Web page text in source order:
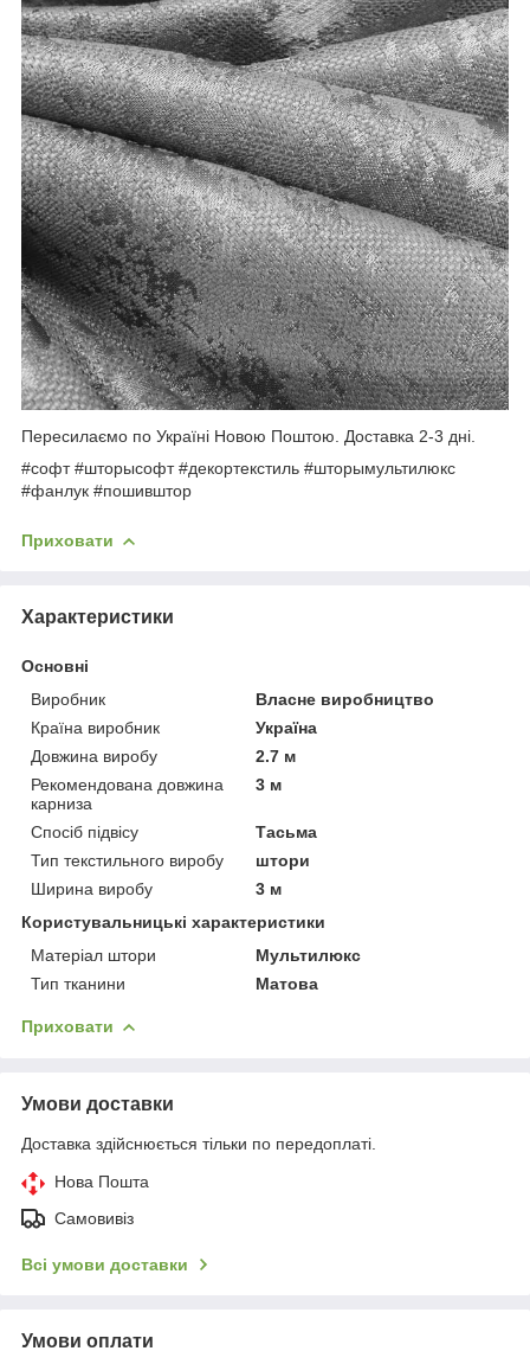
Пересилаємо по Україні Новою Поштою. Доставка 2-3 дні.
#софт #шторысофт #декортекстиль #шторымультилюкс
#фанлук #пошивштор
Приховати
Характеристики
Основні
Виробник
Власне виробництво
Країна виробник
Україна
Довжина виробу
2.7 м
Рекомендована довжина
карниза
3 м
Спосіб підвісу
Тасьма
Тип текстильного виробу
штори
Ширина виробу
3 м
Користувальницькі характеристики
Матеріал штори
Мультилюкс
Тип тканини
Матова
Приховати
Умови доставки
Доставка здійснюється тільки по передоплаті.
Нова Пошта
Самовивіз
Всі умови доставки
Умови оплати